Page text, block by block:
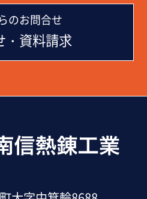
のお問合せ
・資料請求